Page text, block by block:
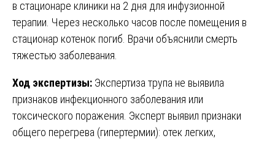
в стационаре клиники на 2 дня для инфузионной
терапии. Через несколько часов после помещения в
стационар котенок погиб. Врачи объяснили смерть
тяжестью заболевания.
Ход экспертизы: Экспертиза трупа не выявила
признаков инфекционного заболевания или
токсического поражения. Эксперт выявил признаки
общего перегрева (гипертермии): отек легких,